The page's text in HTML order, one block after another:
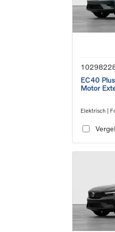
EC40
Motor
Elektrisch |